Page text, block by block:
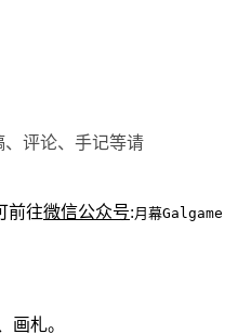
、评论、手记等请
前往微信公众号:月幕Galgame
画札。